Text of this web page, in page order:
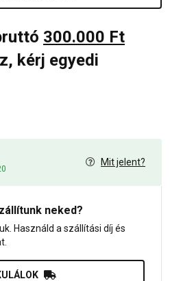
300.000 Ft
kérj egyedi
Mit jelent?
neked?
Használd a szállítási díj és